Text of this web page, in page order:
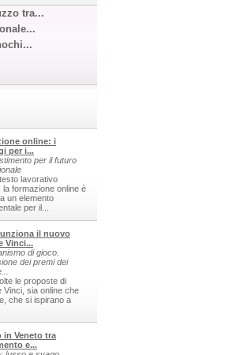
tra...
online: i
per i...
per il futuro
lavorativo
la formazione online è
un elemento
per il...
il nuovo
Vinci...
di gioco.
dei premi dei
le proposte di
Vinci, sia online che
che si ispirano a
in Veneto tra
e...